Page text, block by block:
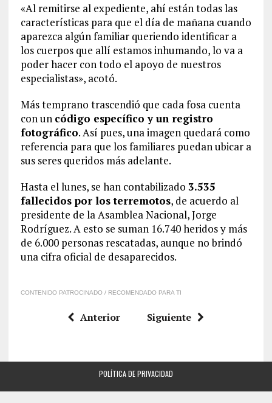
«Al remitirse al expediente, ahí están todas las
características para que el día de mañana cuando
aparezca algún familiar queriendo identificar a
los cuerpos que allí estamos inhumando, lo va a
poder hacer con todo el apoyo de nuestros
especialistas», acotó.
Más temprano trascendió que cada fosa cuenta
con un código específico y un registro
fotográfico. Así pues, una imagen quedará como
referencia para que los familiares puedan ubicar a
sus seres queridos más adelante.
Hasta el lunes, se han contabilizado 3.535
fallecidos por los terremotos, de acuerdo al
presidente de la Asamblea Nacional, Jorge
Rodríguez. A esto se suman 16.740 heridos y más
de 6.000 personas rescatadas, aunque no brindó
una cifra oficial de desaparecidos.
CONTENIDO PATROCINADO / RECOMENDADO PARA TI
Anterior Siguiente
POLÍTICA DE PRIVACIDAD